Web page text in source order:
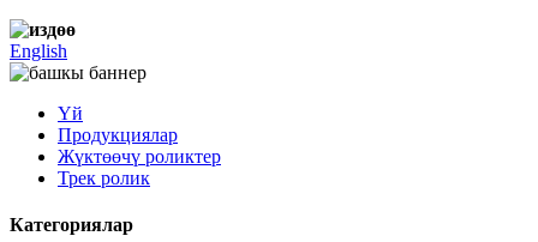
English
Үй
Продукциялар
Жүктөөчү роликтер
Трек ролик
Категориялар